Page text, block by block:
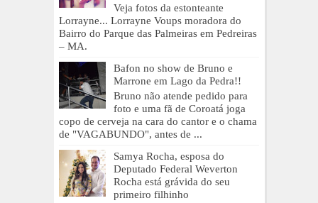
Veja fotos da estonteante
Lorrayne... Lorrayne Voups moradora do
Bairro do Parque das Palmeiras em Pedreiras
– MA.
Bafon no show de Bruno e
Marrone em Lago da Pedra!!
Bruno não atende pedido para
foto e uma fã de Coroatá joga
copo de cerveja na cara do cantor e o chama
de "VAGABUNDO", antes de ...
Samya Rocha, esposa do
Deputado Federal Weverton
Rocha está grávida do seu
primeiro filhinho